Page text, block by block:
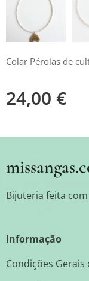
Colar Pérolas de
24,00 €
Bijuteria feita
Informação
Condições Gerais